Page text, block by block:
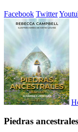
Facebook Twitter
Piedras